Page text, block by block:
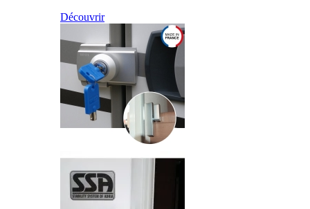
Découvrir